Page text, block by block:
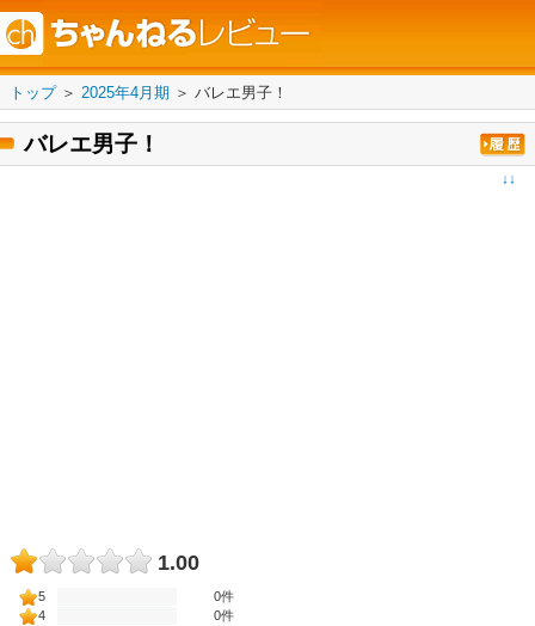
トップ＞ 2025年4月期 ＞ バレエ男子！
バレエ男子！
↓↓
1.00
5
0件
4
0件